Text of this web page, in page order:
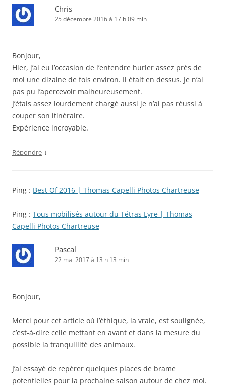
Chris
25 décembre 2016 à 17 h 09 min
Bonjour,
Hier, j’ai eu l’occasion de l’entendre hurler assez près de
moi une dizaine de fois environ. Il était en dessus. Je n’ai
pas pu l’apercevoir malheureusement.
J’étais assez lourdement chargé aussi je n’ai pas réussi à
couper son itinéraire.
Expérience incroyable.
Répondre ↓
Ping : Best Of 2016 | Thomas Capelli Photos Chartreuse
Ping : Tous mobilisés autour du Tétras Lyre | Thomas
Capelli Photos Chartreuse
Pascal
22 mai 2017 à 13 h 13 min
Bonjour,
Merci pour cet article où l’éthique, la vraie, est soulignée,
c’est-à-dire celle mettant en avant et dans la mesure du
possible la tranquillité des animaux.
J’ai essayé de repérer quelques places de brame
potentielles pour la prochaine saison autour de chez moi.